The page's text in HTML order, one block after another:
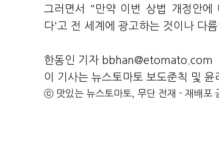
그러면서 "만약 이번 상법 개정안에
다'고 전 세계에 광고하는 것이나 다
한동인 기자 bbhan@etomato.com
이 기사는 뉴스토마토 보도준칙 및 윤
ⓒ 맛있는 뉴스토마토, 무단 전재 - 재배포